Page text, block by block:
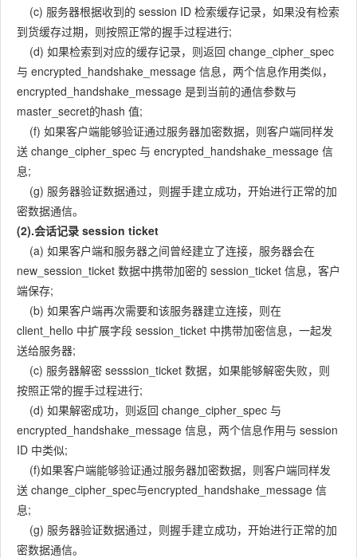
(c) 服务器根据收到的 session ID 检索缓存记录，如果没有检索
到货缓存过期，则按照正常的握手过程进行;
(d) 如果检索到对应的缓存记录，则返回 change_cipher_spec
与 encrypted_handshake_message 信息，两个信息作用类似，
encrypted_handshake_message 是到当前的通信参数与
master_secret的hash 值;
(f) 如果客户端能够验证通过服务器加密数据，则客户端同样发
送 change_cipher_spec 与 encrypted_handshake_message 信
息;
(g) 服务器验证数据通过，则握手建立成功，开始进行正常的加
密数据通信。
(2).会话记录 session ticket
(a) 如果客户端和服务器之间曾经建立了连接，服务器会在
new_session_ticket 数据中携带加密的 session_ticket 信息，客户
端保存;
(b) 如果客户端再次需要和该服务器建立连接，则在
client_hello 中扩展字段 session_ticket 中携带加密信息，一起发
送给服务器;
(c) 服务器解密 sesssion_ticket 数据，如果能够解密失败，则
按照正常的握手过程进行;
(d) 如果解密成功，则返回 change_cipher_spec 与
encrypted_handshake_message 信息，两个信息作用与 session
ID 中类似;
(f)如果客户端能够验证通过服务器加密数据，则客户端同样发
送 change_cipher_spec与encrypted_handshake_message 信
息;
(g) 服务器验证数据通过，则握手建立成功，开始进行正常的加
密数据通信。